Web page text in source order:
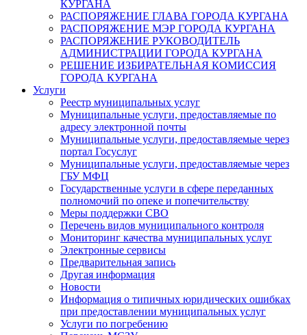
КУРГАНА
РАСПОРЯЖЕНИЕ ГЛАВА ГОРОДА КУРГАНА
РАСПОРЯЖЕНИЕ МЭР ГОРОДА КУРГАНА
РАСПОРЯЖЕНИЕ РУКОВОДИТЕЛЬ
АДМИНИСТРАЦИИ ГОРОДА КУРГАНА
РЕШЕНИЕ ИЗБИРАТЕЛЬНАЯ КОМИССИЯ
ГОРОДА КУРГАНА
Услуги
Реестр муниципальных услуг
Муниципальные услуги, предоставляемые по
адресу электронной почты
Муниципальные услуги, предоставляемые через
портал Госуслуг
Муниципальные услуги, предоставляемые через
ГБУ МФЦ
Государственные услуги в сфере переданных
полномочий по опеке и попечительству
Меры поддержки СВО
Перечень видов муниципального контроля
Мониторинг качества муниципальных услуг
Электронные сервисы
Предварительная запись
Другая информация
Новости
Информация о типичных юридических ошибках
при предоставлении муниципальных услуг
Услуги по погребению